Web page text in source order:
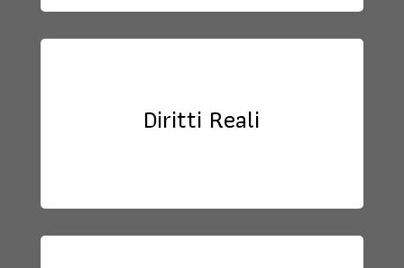
Diritti Reali